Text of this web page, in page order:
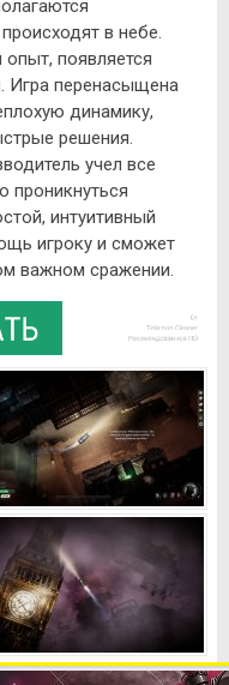
в небе.
появляется
Игра перенасыщена
динамику,
решения.
учел все
проникнуться
интуитивный
игроку и сможет
важном сражении.